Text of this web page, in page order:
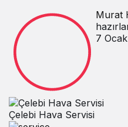
Murat
7
Çelebi Hava Servisi